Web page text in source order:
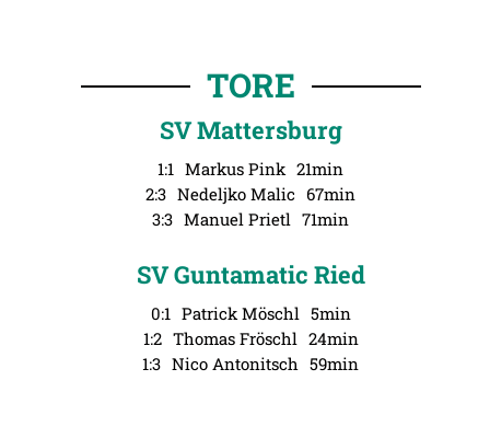
TORE
SV Mattersburg
1:1 Markus Pink 21min
2:3 Nedeljko Malic 67min
3:3 Manuel Prietl 71min
SV Guntamatic Ried
0:1 Patrick Möschl 5min
1:2 Thomas Fröschl 24min
1:3 Nico Antonitsch 59min